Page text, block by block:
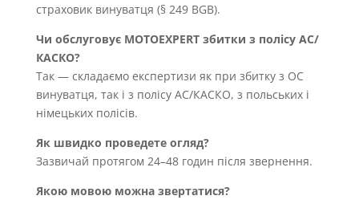
страховик винуватця (§ 249 BGB).
Чи обслуговує MOTOEXPERT збитки з полісу AC/
КАСКО?
Так — складаємо експертизи як при збитку з OC
винуватця, так і з полісу AC/КАСКО, з польських і
німецьких полісів.
Як швидко проведете огляд?
Зазвичай протягом 24–48 годин після звернення.
Якою мовою можна звертатися?